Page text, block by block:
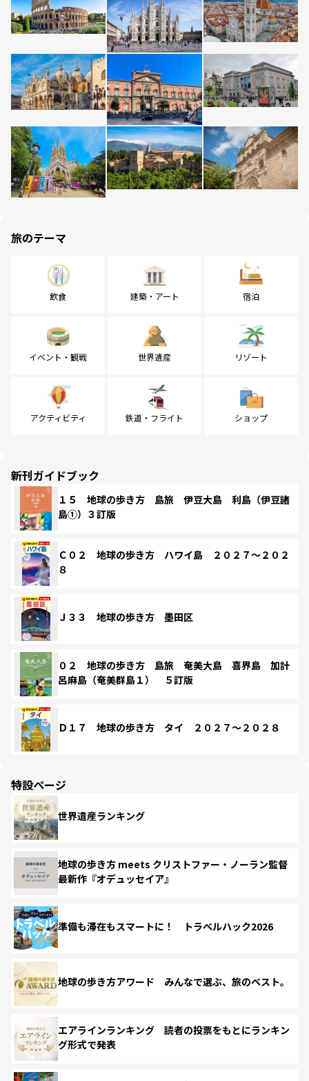
旅のテーマ
飲食 建築・アート 宿泊
イベント・観戦 世界遺産 リゾート
アクティビティ 鉄道・フライト ショップ
新刊ガイドブック
１５ 地球の歩き方 島旅 伊豆大島 利島（伊豆諸
島①）３訂版
Ｃ０２ 地球の歩き方 ハワイ島 ２０２７～２０２
８
Ｊ３３ 地球の歩き方 墨田区
０２ 地球の歩き方 島旅 奄美大島 喜界島 加計
呂麻島（奄美群島１） ５訂版
Ｄ１７ 地球の歩き方 タイ ２０２７～２０２８
特設ページ
世界遺産ランキング
地球の歩き方 meets クリストファー・ノーラン監督
最新作『オデュッセイア』
準備も滞在もスマートに！ トラベルハック2026
地球の歩き方アワード みんなで選ぶ、旅のベスト。
エアラインランキング 読者の投票をもとにランキン
グ形式で発表